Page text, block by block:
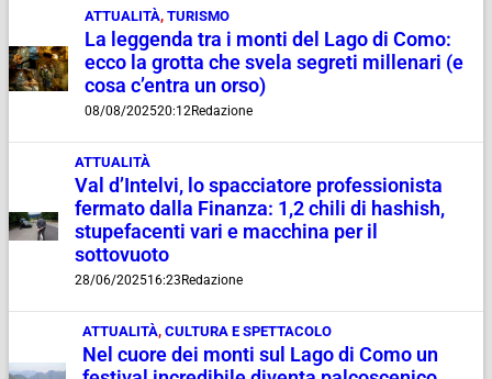
ATTUALITÀ, TURISMO
La leggenda tra i monti del Lago di Como:
ecco la grotta che svela segreti millenari (e
cosa c’entra un orso)
08/08/202520:12Redazione
ATTUALITÀ
Val d’Intelvi, lo spacciatore professionista
fermato dalla Finanza: 1,2 chili di hashish,
stupefacenti vari e macchina per il
sottovuoto
28/06/202516:23Redazione
ATTUALITÀ, CULTURA E SPETTACOLO
Nel cuore dei monti sul Lago di Como un